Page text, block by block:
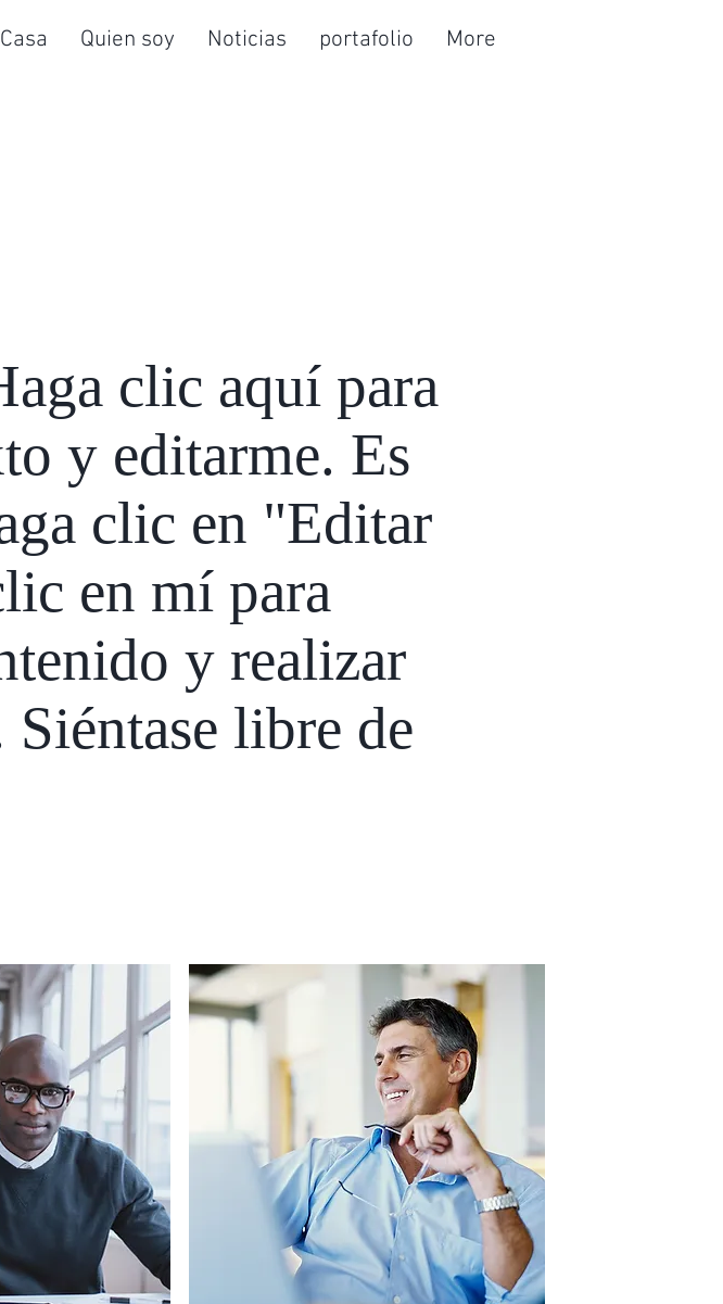
Casa Quien soy Noticias portafolio More
clic aquí para
y editarme. Es
clic en "Editar
en mí para
y realizar
libre de